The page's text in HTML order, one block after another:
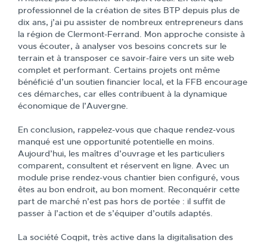
professionnel de la création de sites BTP depuis plus de
dix ans, j’ai pu assister de nombreux entrepreneurs dans
la région de Clermont-Ferrand. Mon approche consiste à
vous écouter, à analyser vos besoins concrets sur le
terrain et à transposer ce savoir-faire vers un site web
complet et performant. Certains projets ont même
bénéficié d’un soutien financier local, et la FFB encourage
ces démarches, car elles contribuent à la dynamique
économique de l’Auvergne.
En conclusion, rappelez-vous que chaque rendez-vous
manqué est une opportunité potentielle en moins.
Aujourd’hui, les maîtres d’ouvrage et les particuliers
comparent, consultent et réservent en ligne. Avec un
module prise rendez-vous chantier bien configuré, vous
êtes au bon endroit, au bon moment. Reconquérir cette
part de marché n’est pas hors de portée : il suffit de
passer à l’action et de s’équiper d’outils adaptés.
La société Coqpit, très active dans la digitalisation des